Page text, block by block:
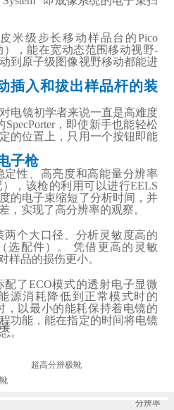
米级步长移动样品台的Pico
），能在宽动态范围移动视野-
到原子级图像视野移动都能进
插入和拔出样品杆的装
电镜初学者来说一直是高难度
SpecPorter，即使新手也能轻松
的位置上，只用一个按钮即能
子枪
定性、高亮度和高能量分辨率
，该枪的利用可以进行EELS
的电子束缩短了分析时间，并
，实现了高分辨率的观察。
两个大口径、分析灵敏度高的
选配件）。 凭借更高的灵敏
样品的损伤更小。
配了ECO模式的透射电子显微
源消耗降低到正常模式时的
，以最小的能耗保持着电镜的
功能，能在指定的时间将电镜
。
极靴
分辨率